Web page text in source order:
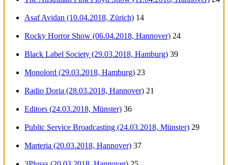
Asaf Avidan (10.04.2018, Zürich) 14
Rocky Horror Show (06.04.2018, Hannover) 24
Black Label Society (29.03.2018, Hamburg) 39
Monolord (29.03.2018, Hamburg) 23
Radio Doria (28.03.2018, Hannover) 21
Editors (24.03.2018, Münster) 36
Public Service Broadcasting (24.03.2018, Münster) 29
Marteria (20.03.2018, Hannover) 37